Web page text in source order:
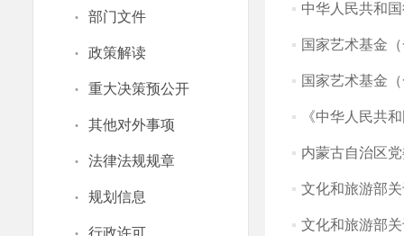
· 部门文件
· 政策解读
· 重大决策预公开
· 其他对外事项
· 法律法规规章
· 规划信息
行政许可
中华人民共和
国家艺术基金
国家艺术基金
《中华人民共
内蒙古自治区
文化和旅游部
文化和旅游部